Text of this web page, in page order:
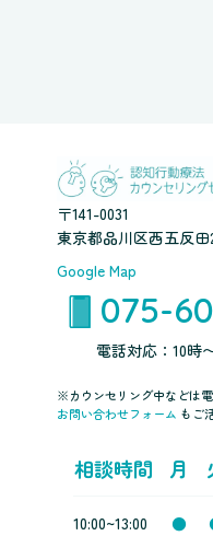
〒141-0031
東京都品川区西五反
Google Map
075-
電話対応：10時
※カウンセリング中などは電
お問い合わせフォーム もご
相談時間 月
10:00~13:00 ●